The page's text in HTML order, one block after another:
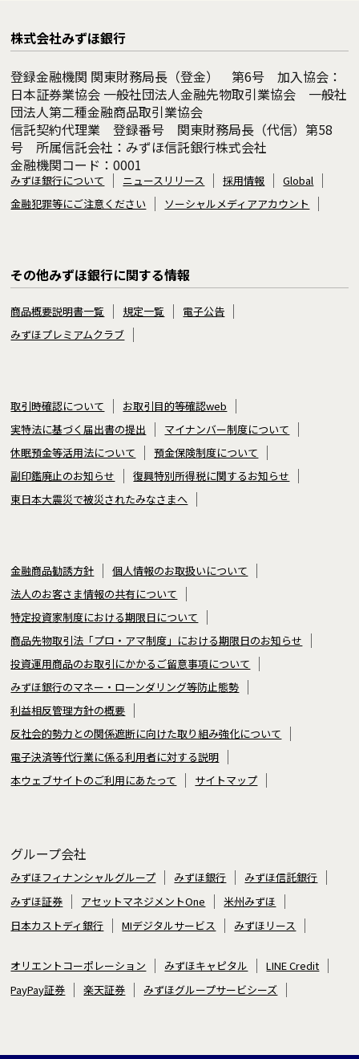
株式会社みずほ銀行
登録金融機関 関東財務局長（登金） 第6号 加入協会：
日本証券業協会 一般社団法人金融先物取引業協会 一般社
団法人第二種金融商品取引業協会
信託契約代理業 登録番号 関東財務局長（代信）第58
号 所属信託会社：みずほ信託銀行株式会社
金融機関コード：0001
みずほ銀行について ニュースリリース 採用情報
Global
金融犯罪等にご注意ください
ソーシャルメディアアカウント
その他みずほ銀行に関する情報
商品概要説明書一覧 規定一覧
電子公告
みずほプレミアムクラブ
取引時確認について
お取引目的等確認web
実特法に基づく届出書の提出
マイナンバー制度について
休眠預金等活用法について
預金保険制度について
副印鑑廃止のお知らせ
復興特別所得税に関するお知らせ
東日本大震災で被災されたみなさまへ
金融商品勧誘方針
個人情報のお取扱いについて
法人のお客さま情報の共有について
特定投資家制度における期限日について
商品先物取引法「プロ・アマ制度」における期限日のお知らせ
投資運用商品のお取引にかかるご留意事項について
みずほ銀行のマネー・ローンダリング等防止態勢
利益相反管理方針の概要
反社会的勢力との関係遮断に向けた取り組み強化について
電子決済等代行業に係る利用者に対する説明
本ウェブサイトのご利用にあたって
サイトマップ
グループ会社
みずほフィナンシャルグループ みずほ銀行
みずほ信託銀行
みずほ証券
アセットマネジメントOne
米州みずほ
日本カストディ銀行
MIデジタルサービス みずほリース
オリエントコーポレーション みずほキャピタル
LINE Credit
PayPay証券
楽天証券 みずほグループサービシーズ